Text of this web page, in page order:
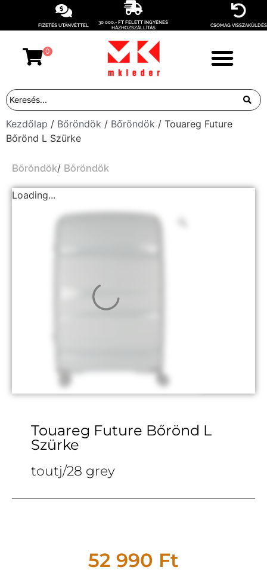
FIZETÉS UTÁNVÉTTEL
30 000,- FT FELETT INGYENES
HÁZHOZSZÁLLÍTÁS
CSOMAG VISSZAKÜLDÉS
0
Kezdőlap / Bőröndök / Bőröndök / Touareg Future
Bőrönd L Szürke
Bőröndök/ Bőröndök
Loading...
Touareg Future Bőrönd L
Szürke
toutj/28 grey
52 990 Ft